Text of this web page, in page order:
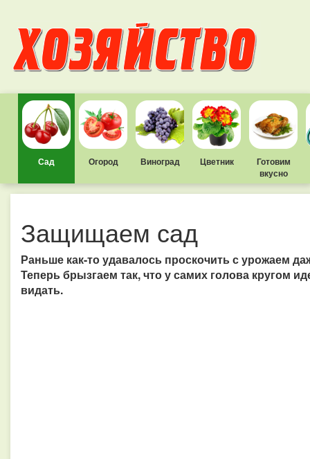
Сад Огород Виноград Цветник
Готовим
вкусно
Защищаем сад
Раньше как-то удавалось проскочить с урожаем
Теперь брызгаем так, что у самих голова кругом
видать.